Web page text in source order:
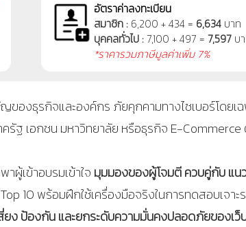
อัตราค่าลงทะเบียน
สมาชิก :6,200 + 434 = 6,634บาท
บุคคลทั่วไป :7,100 + 497 = 7,597บ
*ราคารวมภาษีมูลค่าเพิ่ม 7%
ของธุรกิจและองค์กร ภัยคุกคามทางไซเบอร์โดยเ
รัฐ เอกชน มหาวิทยาลัย หรือธุรกิจ E-Commerce
ผู้เข้าอบรมเข้าใจ มุมมองของผู้โจมตี ควบคู่กับ แ
10 พร้อมฝึกใช้เครื่องมือจริงในการทดสอบเจาะ
ง ป้องกัน และยกระดับความมั่นคงปลอดภัยของเ